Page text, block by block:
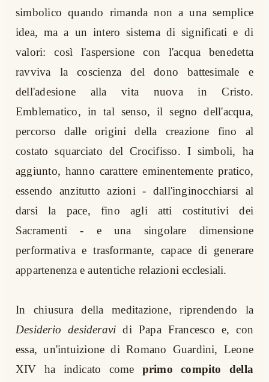
simbolico quando rimanda non a una semplice
idea, ma a un intero sistema di significati e di
valori: così l'aspersione con l'acqua benedetta
ravviva la coscienza del dono battesimale e
dell'adesione alla vita nuova in Cristo.
Emblematico, in tal senso, il segno dell'acqua,
percorso dalle origini della creazione fino al
costato squarciato del Crocifisso. I simboli, ha
aggiunto, hanno carattere eminentemente pratico,
essendo anzitutto azioni - dall'inginocchiarsi al
darsi la pace, fino agli atti costitutivi dei
Sacramenti - e una singolare dimensione
performativa e trasformante, capace di generare
appartenenza e autentiche relazioni ecclesiali.
In chiusura della meditazione, riprendendo la
Desiderio desideravi di Papa Francesco e, con
essa, un'intuizione di Romano Guardini, Leone
XIV ha indicato come primo compito della